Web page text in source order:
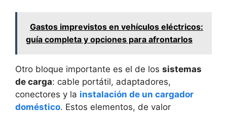
Gastos imprevistos en vehículos eléctricos:
guía completa y opciones para afrontarlos
Otro bloque importante es el de los sistemas
de carga: cable portátil, adaptadores,
conectores y la instalación de un cargador
doméstico. Estos elementos, de valor